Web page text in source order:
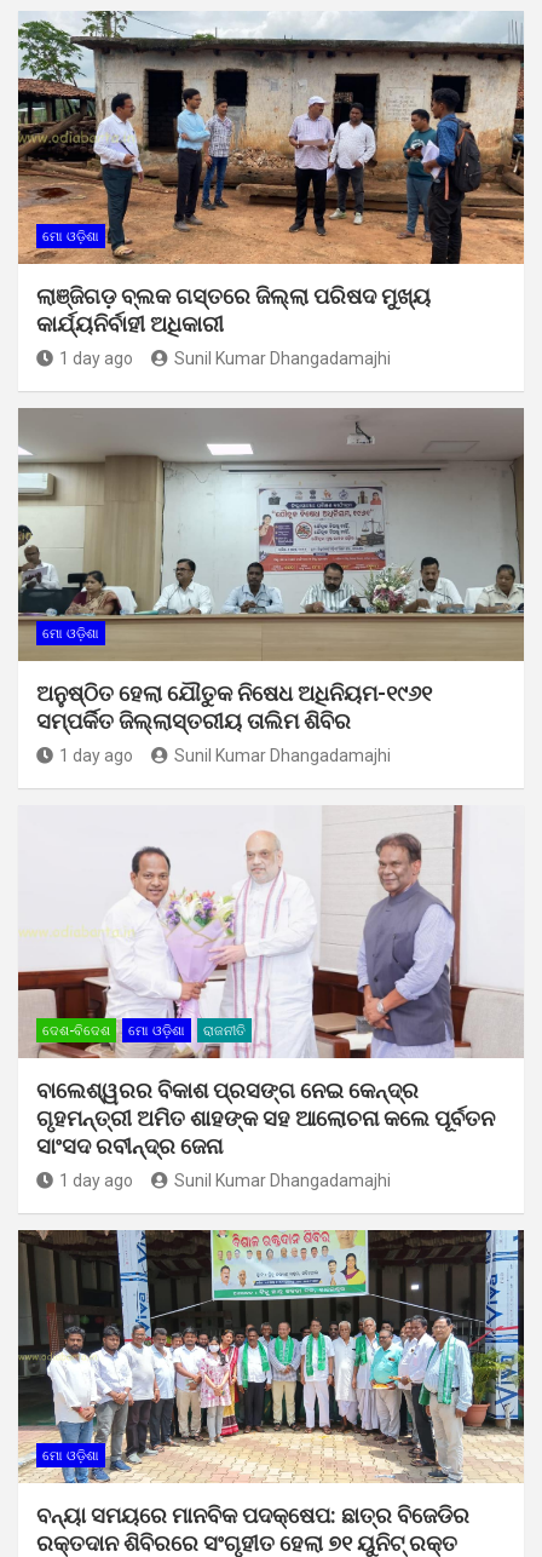
ମୋ ଓଡ଼ିଶା
ଲାଞ୍ଜିଗଡ଼ ବ୍ଲକ ଗସ୍ତରେ ଜିଲ୍ଲା ପରିଷଦ ମୁଖ୍ୟ
କାର୍ଯ୍ୟନିର୍ବାହୀ ଅଧିକାରୀ
1 day ago Sunil Kumar Dhangadamajhi
ମୋ ଓଡ଼ିଶା
ଅନୁଷ୍ଠିତ ହେଲା ଯୌତୁକ ନିଷେଧ ଅଧିନିୟମ-୧୯୬୧
ସମ୍ପର୍କିତ ଜିଲ୍ଲାସ୍ତରୀୟ ତାଲିମ ଶିବିର
1 day ago Sunil Kumar Dhangadamajhi
ଦେଶ-ବିଦେଶ ମୋ ଓଡ଼ିଶା ରାଜନୀତି
ବାଲେଶ୍ୱରର ବିକାଶ ପ୍ରସଙ୍ଗ ନେଇ କେନ୍ଦ୍ର
ଗୃହମନ୍ତ୍ରୀ ଅମିତ ଶାହଙ୍କ ସହ ଆଲୋଚନା କଲେ ପୂର୍ବତନ
ସାଂସଦ ରବୀନ୍ଦ୍ର ଜେନା
1 day ago Sunil Kumar Dhangadamajhi
ମୋ ଓଡ଼ିଶା
ବନ୍ୟା ସମୟରେ ମାନବିକ ପଦକ୍ଷେପ: ଛାତ୍ର ବିଜେଡିର
ରକ୍ତଦାନ ଶିବିରରେ ସଂଗୃହୀତ ହେଲା ୭୧ ୟୁନିଟ୍ ରକ୍ତ